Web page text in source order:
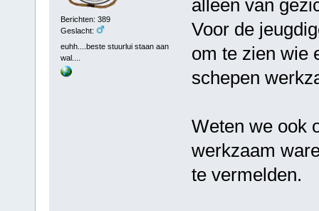
Berichten: 389
Geslacht:
euhh....beste stuurlui staan aan
wal....
alleen van
Voor de
om te zien wie
schepen
Weten we ook
werkzaam
te vermelden.